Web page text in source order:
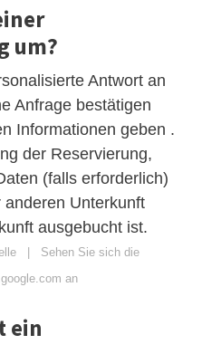
um?
Antwort an
Anfrage bestätigen
Informationen geben .
der Reservierung,
(falls erforderlich)
Unterkunft
ausgebucht ist.
| Sehen Sie sich die
an
ein